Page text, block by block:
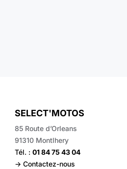
SELECT'MOTOS
85 Route d’Orleans
91310 Montlhery
Tél. : 01 84 75 43 04
-> Contactez-nous